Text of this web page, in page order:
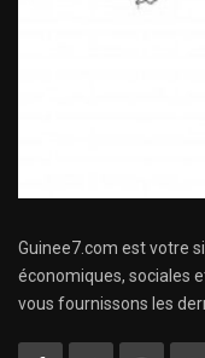
Guinee7.com est votre
économiques, sociales
vous fournissons les